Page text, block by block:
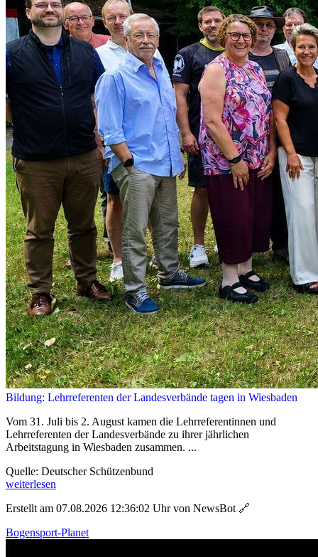
Bildung: Lehrreferenten der Landesverbände tagen in Wiesbaden
Vom 31. Juli bis 2. August kamen die Lehrreferentinnen und
Lehrreferenten der Landesverbände zu ihrer jährlichen
Arbeitstagung in Wiesbaden zusammen. ...
Quelle: Deutscher Schützenbund
weiterlesen
Erstellt am 07.08.2026 12:36:02 Uhr von NewsBot 🔗
Bogensport-Planet